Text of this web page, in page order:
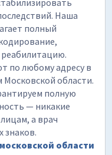
Наша
полный
по любому адресу в
области.
полную
— никакие
а врач
знаков.
области